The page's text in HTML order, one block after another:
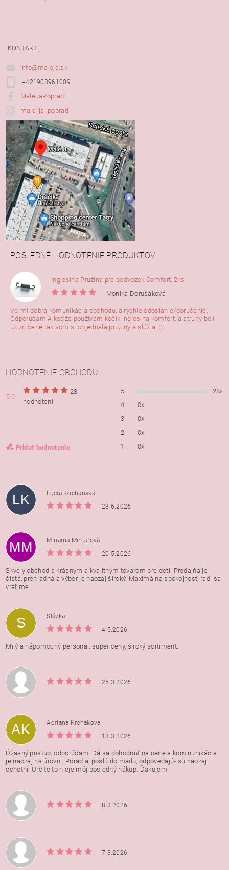
KONTAKT:
info@maleja.sk
+421903961009
MaleJaPoprad
male_ja_poprad
POSLEDNÉ HODNOTENIE PRODUKTOV
Inglesina Pružina pre podvozok Comfort, 2ks
|
Monika Dorušáková
Veľmi dobrá komunikácia obchodu, a rýchle odoslanie/doručenie.
Odporúčam A keďže používam kočík inglesina komfort, a struny boli
už zničené tak som si objednala pružiny a slúžia. :)
HODNOTENIE OBCHODU
5,0
28
hodnotení
Pridať hodnotenie
5
28x
4
0x
3
0x
2
0x
1
0x
Vložením hodnotenie súhlasíte s
osobných údajov
LK
Lucia Kochanská
23.6.2026
MM
Miriama Mintaľová
20.5.2026
Skvelý obchod s krásnym a kvalitným tovarom pre deti. Predajňa je
čistá, prehľadná a výber je naozaj široký. Maximálna spokojnosť, radi sa
vrátime.
S
Slávka
4.5.2026
Milý a nápomocný personál, super ceny, široký sortiment.
25.3.2026
AK
Adriana Krehakova
13.3.2026
Úžasný prístup, odporúčam! Dá sa dohodnúť na cene a kominunikácia
je naozaj na úrovni. Poradia, pošlú do mailu, odpovedajú- sú naozaj
ochotní. Určite to nieje môj posledný nákup. Ďakujem
8.3.2026
7.3.2026